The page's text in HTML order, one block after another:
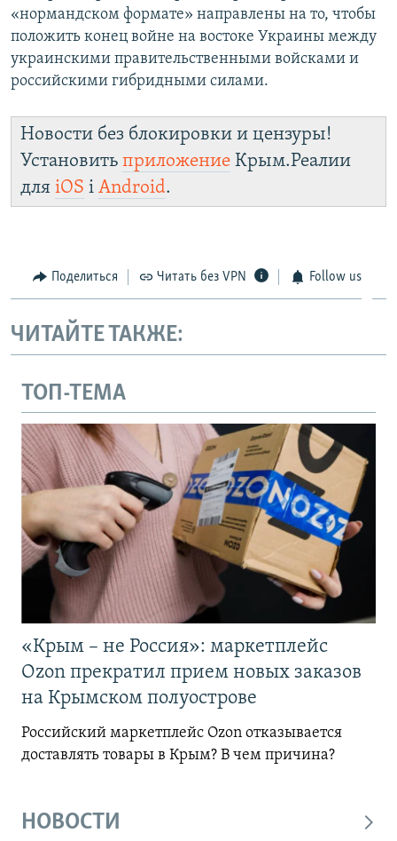
«нормандском формате» направлены на то, чтобы
положить конец войне на востоке Украины между
украинскими правительственными войсками и
российскими гибридными силами.
Новости без блокировки и цензуры!
Установить приложение Крым.Реалии
для iOS і Android.
Поделиться Читать без VPN Follow us
ЧИТАЙТЕ ТАКЖЕ:
ТОП-ТЕМА
«Крым – не Россия»: маркетплейс
Ozon прекратил прием новых заказов
на Крымском полуострове
Российский маркетплейс Ozon отказывается
доставлять товары в Крым? В чем причина?
НОВОСТИ